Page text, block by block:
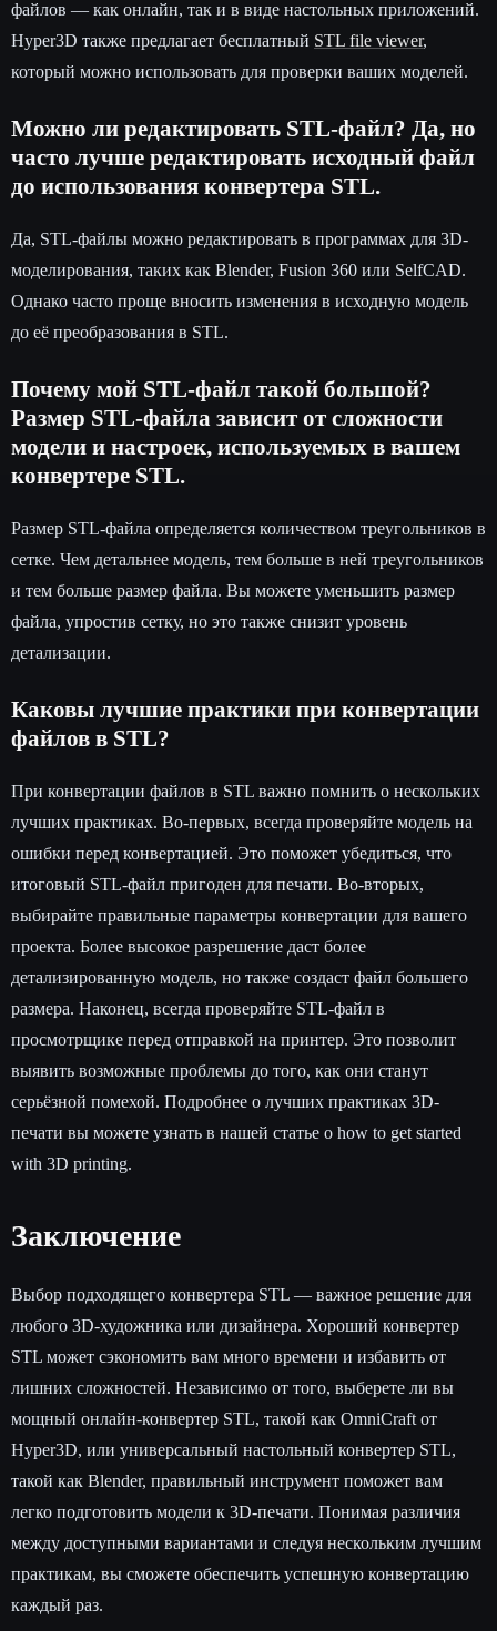
файлов — как онлайн, так и в виде настольных приложений.
Hyper3D также предлагает бесплатный STL file viewer,
который можно использовать для проверки ваших моделей.
Можно ли редактировать STL-файл? Да, но
часто лучше редактировать исходный файл
до использования конвертера STL.
Да, STL-файлы можно редактировать в программах для 3D-
моделирования, таких как Blender, Fusion 360 или SelfCAD.
Однако часто проще вносить изменения в исходную модель
до её преобразования в STL.
Почему мой STL-файл такой большой?
Размер STL-файла зависит от сложности
модели и настроек, используемых в вашем
конвертере STL.
Размер STL-файла определяется количеством треугольников в
сетке. Чем детальнее модель, тем больше в ней треугольников
и тем больше размер файла. Вы можете уменьшить размер
файла, упростив сетку, но это также снизит уровень
детализации.
Каковы лучшие практики при конвертации
файлов в STL?
При конвертации файлов в STL важно помнить о нескольких
лучших практиках. Во-первых, всегда проверяйте модель на
ошибки перед конвертацией. Это поможет убедиться, что
итоговый STL-файл пригоден для печати. Во-вторых,
выбирайте правильные параметры конвертации для вашего
проекта. Более высокое разрешение даст более
детализированную модель, но также создаст файл большего
размера. Наконец, всегда проверяйте STL-файл в
просмотрщике перед отправкой на принтер. Это позволит
выявить возможные проблемы до того, как они станут
серьёзной помехой. Подробнее о лучших практиках 3D-
печати вы можете узнать в нашей статье о how to get started
with 3D printing.
Заключение
Выбор подходящего конвертера STL — важное решение для
любого 3D-художника или дизайнера. Хороший конвертер
STL может сэкономить вам много времени и избавить от
лишних сложностей. Независимо от того, выберете ли вы
мощный онлайн-конвертер STL, такой как OmniCraft от
Hyper3D, или универсальный настольный конвертер STL,
такой как Blender, правильный инструмент поможет вам
легко подготовить модели к 3D-печати. Понимая различия
между доступными вариантами и следуя нескольким лучшим
практикам, вы сможете обеспечить успешную конвертацию
каждый раз.